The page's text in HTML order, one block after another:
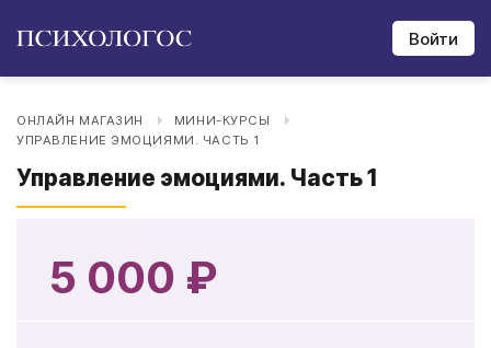
Войти
ОНЛАЙН МАГАЗИН
МИНИ-КУРСЫ
УПРАВЛЕНИЕ ЭМОЦИЯМИ. ЧАСТЬ 1
Управление эмоциями. Часть 1
5 000 ₽